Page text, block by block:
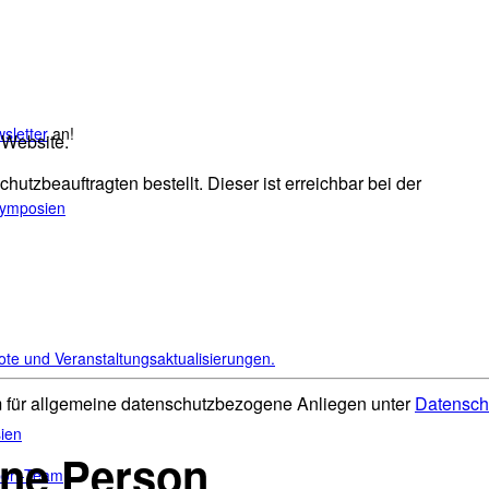
und Veranstaltungsaktualisierungen.
Team
an!
bestellt. Dieser ist erreichbar bei der
allgemeine datenschutzbezogene Anliegen unter
Person